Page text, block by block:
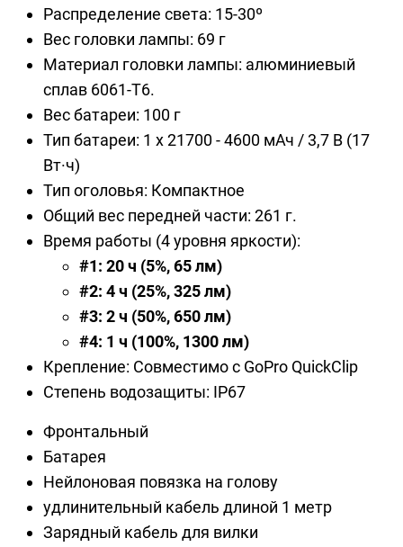
Распределение света: 15-30º
Вес головки лампы: 69 г
Материал головки лампы: алюминиевый
сплав 6061-T6.
Вес батареи: 100 г
Тип батареи: 1 x 21700 - 4600 мАч / 3,7 В (17
Вт·ч)
Тип оголовья: Компактное
Общий вес передней части: 261 г.
Время работы (4 уровня яркости):
#1: 20 ч (5%, 65 лм)
#2: 4 ч (25%, 325 лм)
#3: 2 ч (50%, 650 лм)
#4: 1 ч (100%, 1300 лм)
Крепление: Совместимо с GoPro QuickClip
Степень водозащиты: IP67
Фронтальный
Батарея
Нейлоновая повязка на голову
удлинительный кабель длиной 1 метр
Зарядный кабель для вилки